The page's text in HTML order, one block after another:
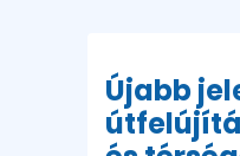
Újabb